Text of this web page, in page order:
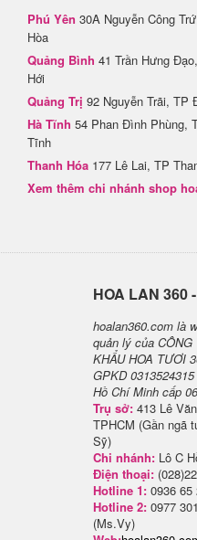
Phú Yên 30A Nguyễn Công
Hòa
Quảng Bình 41 Trần Hưng
Hới
Quảng Trị 92 Nguyễn Trãi, TP
Hà Tĩnh 54 Phan Đình Phùng,
Tĩnh
Thanh Hóa 177 Lê Lai, TP
Xem thêm chi nhánh shop
H​OA LAN 360
hoalan360.com là
quản lý của
KHẨU HOA TƯƠI
GPKD
Hồ Chí Minh cấp
Trụ sở: 413 Lê
TPHCM (Gần ngã
Sỹ)
Chi nhánh: Lô C
Điện thoại:
Hotline 1: 0936 65
Hotline 2: 0977
(Ms.Vy)